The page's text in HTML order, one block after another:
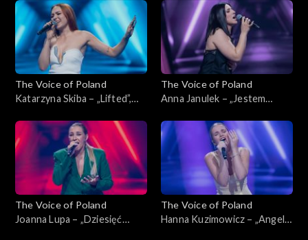
Poland”, Nokaut, 1 listopada
2025
of Poland”, Nokaut, 1
listopada 2025
The Voice of Poland
Katarzyna Skiba – „Lifted”,
Nokaut, 1 listopada 2025
The Voice of Poland
Anna Janulek – „Jestem
Poland”, Nokaut, 1 listopada
2025
The Voice of Poland
Joanna Lupa – „Dziesięć
The Voice of Poland
Hanna Kuzimowicz – „Angel”,